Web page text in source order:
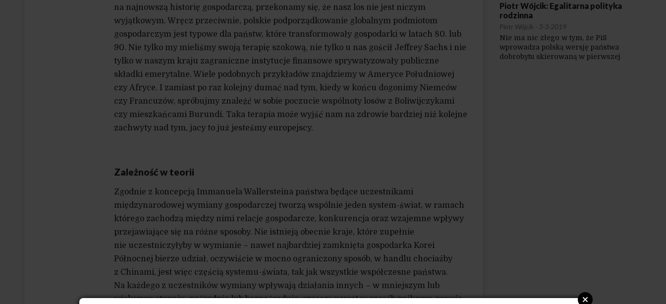
na najnowszą historię gospodarczą, przekonamy się, że nasz los nie jest niczym
wyjątkowym. Wręcz przeciwnie, polskie podporządkowanie globalnym podmiotom
gospodarczym jest typowe dla państw, które transformowały gospodarki w latach 80. lub
90. Nie tylko my mieliśmy swoją terapię szokową, nie tylko u nas gościł Jeffrey Sachs i nie
tylko w naszym kraju zagraniczne instytucje finansowe sprywatyzowały publiczne
składki emerytalne. Wiele podobnych przykładów znajdziemy w Ameryce Południowej
czy Afryce. I zamiast po raz kolejny dumać nad tym, kiedy w końcu dogonimy Niemców
czy Francuzów, spróbujmy znaleźć w sobie poczucie wspólnoty losów z Boliwijczykami
czy mieszkańcami Burundi. Taka terapia może wyjść nam na zdrowie bardziej niż kolejne
zachwyty nad tym, jacy to już jesteśmy europejscy.
Zależność w teorii
Zgodnie z koncepcją Immanuela Wallersteina państwa będące uczestnikami
międzynarodowej wymiany gospodarczej tworzą wspólnie jeden system-świat, w ramach
którego zachodzą między nimi relacje gospodarcze, konkurencja oraz wzajemne wpływy
przejawiające się na różne sposoby. Nie istnieją obecnie kraje, które zupełnie
nie uczestniczyłyby w wymianie – nawet najbardziej zamknięta gospodarka Korei
Północnej bierze udział, oczywiście w mocno ograniczony sposób, w handlu chociażby
z Chinami, jest więc częścią systemu-świata, tak jak wszystkie współczesne państwa.
Na każdego z uczestników wymiany wpływają działania innych – w mniejszym lub
większym stopniu, pośrednio lub bezpośrednio, czasem nawet w sposób znikomy, prawie
Piotr Wójcik: Egalitarna polityka
rodzinna
Piotr Wójcik · 3-3-2019
Nie ma nic złego w tym, że PiS
wprowadza polską wersję państwa
dobrobytu skierowaną w pierwszej